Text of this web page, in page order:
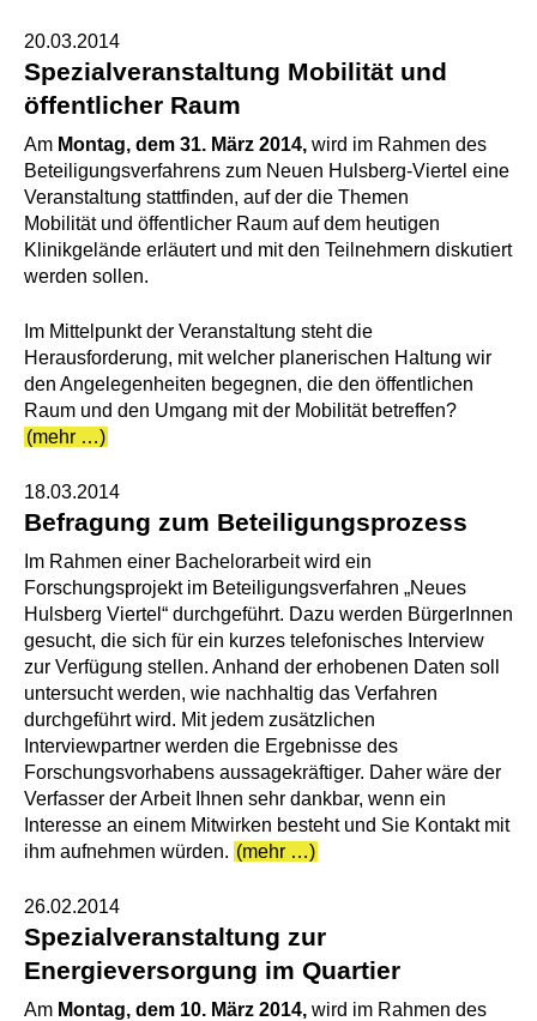
20.03.2014
Spezialveranstaltung Mobilität und
öffentlicher Raum
Am Montag, dem 31. März 2014, wird im Rahmen des
Beteiligungsverfahrens zum Neuen Hulsberg-Viertel eine
Veranstaltung stattfinden, auf der die Themen
Mobilität und öffentlicher Raum auf dem heutigen
Klinikgelände erläutert und mit den Teilnehmern diskutiert
werden sollen.
Im Mittelpunkt der Veranstaltung steht die
Herausforderung, mit welcher planerischen Haltung wir
den Angelegenheiten begegnen, die den öffentlichen
Raum und den Umgang mit der Mobilität betreffen?
(mehr …)
18.03.2014
Befragung zum Beteiligungsprozess
Im Rahmen einer Bachelorarbeit wird ein
Forschungsprojekt im Beteiligungsverfahren „Neues
Hulsberg Viertel“ durchgeführt. Dazu werden BürgerInnen
gesucht, die sich für ein kurzes telefonisches Interview
zur Verfügung stellen. Anhand der erhobenen Daten soll
untersucht werden, wie nachhaltig das Verfahren
durchgeführt wird. Mit jedem zusätzlichen
Interviewpartner werden die Ergebnisse des
Forschungsvorhabens aussagekräftiger. Daher wäre der
Verfasser der Arbeit Ihnen sehr dankbar, wenn ein
Interesse an einem Mitwirken besteht und Sie Kontakt mit
ihm aufnehmen würden. (mehr …)
26.02.2014
Spezialveranstaltung zur
Energieversorgung im Quartier
Am Montag, dem 10. März 2014, wird im Rahmen des